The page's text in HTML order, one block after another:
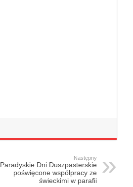
Następny
Paradyskie Dni Duszpasterskie
poświęcone współpracy ze
świeckimi w parafii